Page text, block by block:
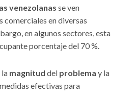
venezolanas se ven
en diversas
en algunos sectores, esta
porcentaje del 70 %.
la magnitud del problema y la
efectivas para